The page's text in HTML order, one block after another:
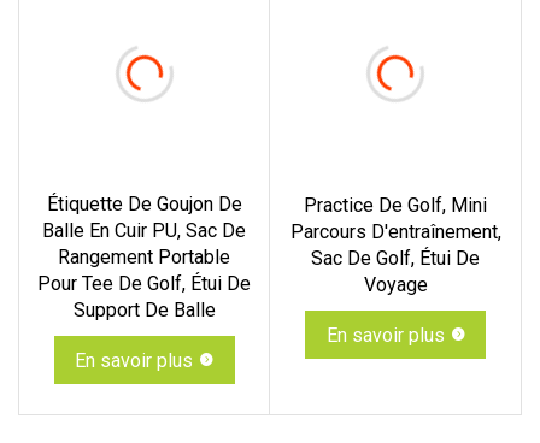
Étiquette De Goujon De
Balle En Cuir PU, Sac De
Rangement Portable
Pour Tee De Golf, Étui De
Support De Balle
En savoir plus
Practice De Golf, Mini
Parcours D'entraînement,
Sac De Golf, Étui De
Voyage
En savoir plus